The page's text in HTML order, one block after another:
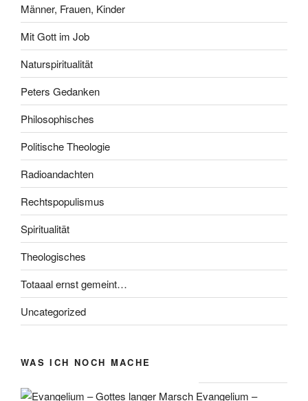
Männer, Frauen, Kinder
Mit Gott im Job
Naturspiritualität
Peters Gedanken
Philosophisches
Politische Theologie
Radioandachten
Rechtspopulismus
Spiritualität
Theologisches
Totaaal ernst gemeint…
Uncategorized
WAS ICH NOCH MACHE
Evangelium –